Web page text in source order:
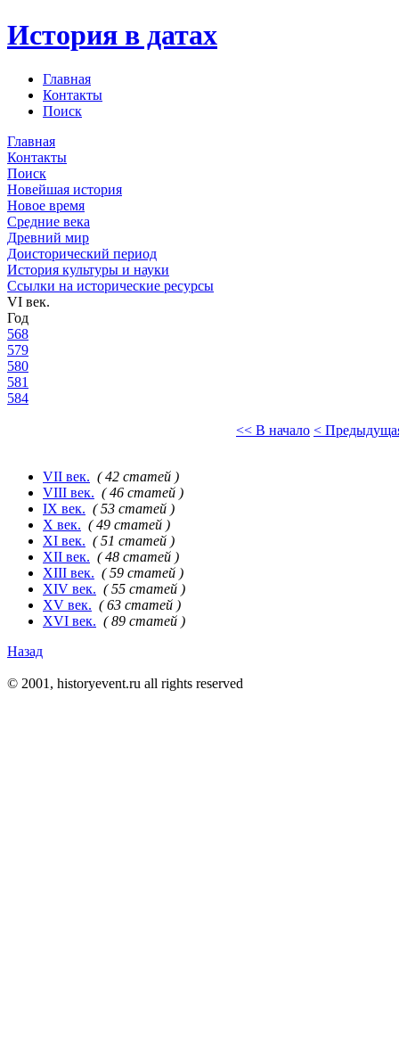
История в датах
Главная
Контакты
Поиск
Главная
Контакты
Поиск
Новейшая история
Новое время
Средние века
Древний мир
Доисторический период
История культуры и науки
Ссылки на исторические ресурсы
VI век.
Год
568
579
580
581
584
<< В начало <
VII век. ( 42 статей )
VIII век. ( 46 статей )
IX век. ( 53 статей )
X век. ( 49 статей )
XI век. ( 51 статей )
XII век. ( 48 статей )
XIII век. ( 59 статей )
XIV век. ( 55 статей )
XV век. ( 63 статей )
XVI век. ( 89 статей )
Назад
© 2001, historyevent.ru all rights reserved